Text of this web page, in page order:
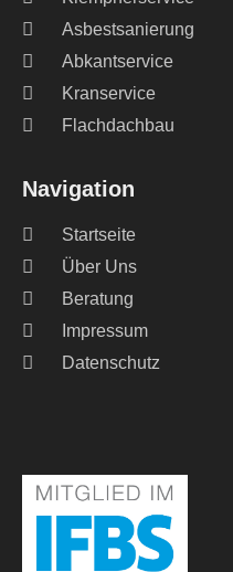
Navigation
Startseite
Über Uns
Beratung
Impressum
Datenschutz
Asbestsanierung
Abkantservice
Kranservice
Flachdachbau